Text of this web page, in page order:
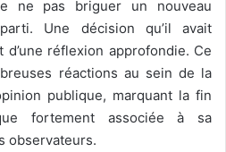
ne pas briguer un nouveau
Une décision qu’il avait
réflexion approfondie. Ce
réactions au sein de la
publique, marquant la fin
fortement associée à sa
observateurs.